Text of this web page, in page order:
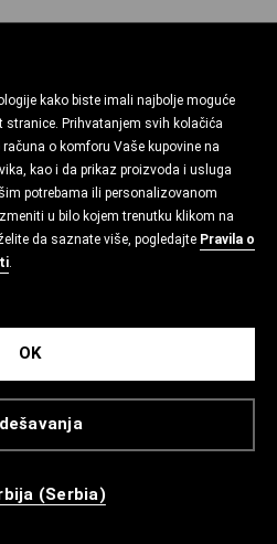
kako biste imali najbolje moguće
Prihvatanjem svih kolačića
o komforu Vaše kupovine na
kao i da prikaz proizvoda i usluga
potrebama ili personalizovanom
u bilo kojem trenutku klikom na
da saznate više, pogledajte Pravila o
.
OK
(Serbia)